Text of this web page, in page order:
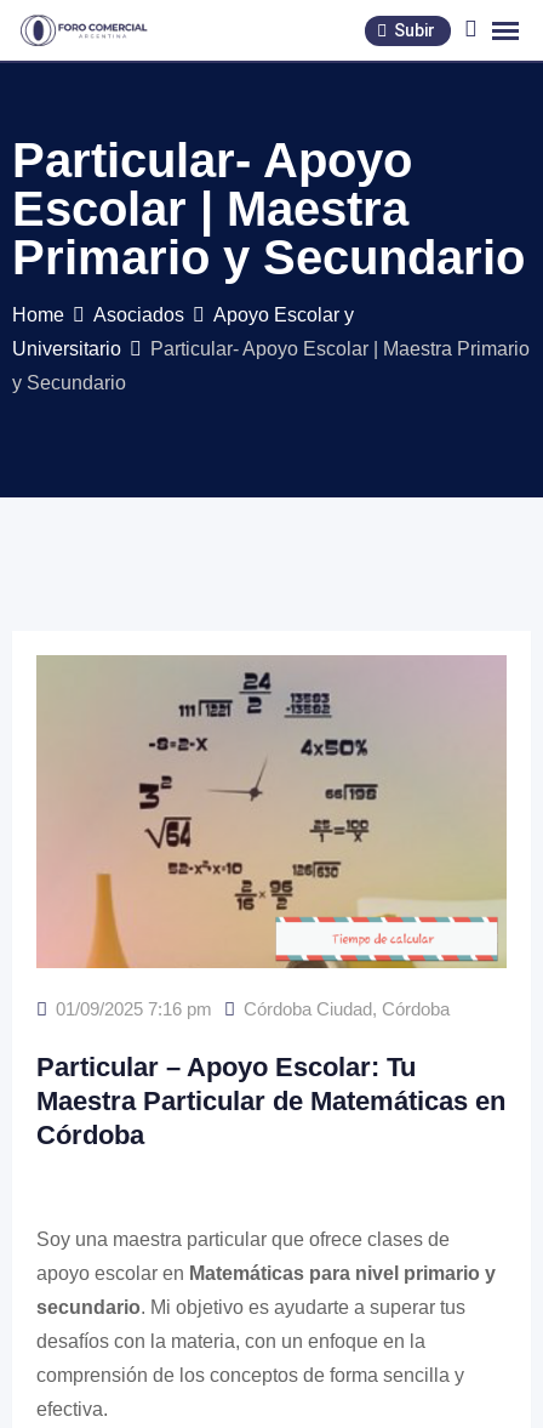
Skip
Subir
Particular- Apoyo
Escolar | Maestra
Primario y Secundario
Home Asociados
Apoyo Escolar y
Universitario
Particular- Apoyo Escolar | Maestra Primario
y Secundario
01/09/2025 7:16 pm Córdoba Ciudad, Córdoba
Particular – Apoyo Escolar: Tu
Maestra Particular de Matemáticas en
Córdoba
Soy una maestra particular que ofrece clases de
apoyo escolar en Matemáticas para nivel primario y
secundario. Mi objetivo es ayudarte a superar tus
desafíos con la materia, con un enfoque en la
comprensión de los conceptos de forma sencilla y
efectiva.